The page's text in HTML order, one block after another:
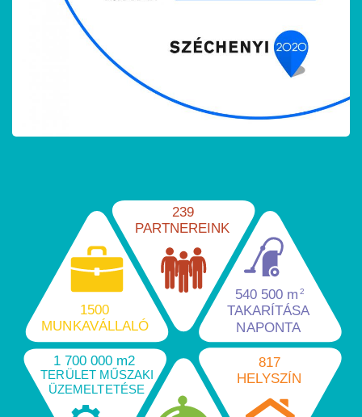
239
PARTNEREINK
540 500 m 2
TAKARÍTÁSA
NAPONTA
817
HELYSZÍN
1 700 000 m2
TERÜLET MŰSZAKI
ÜZEMELTETÉSE
1500
MUNKAVÁLLALÓ